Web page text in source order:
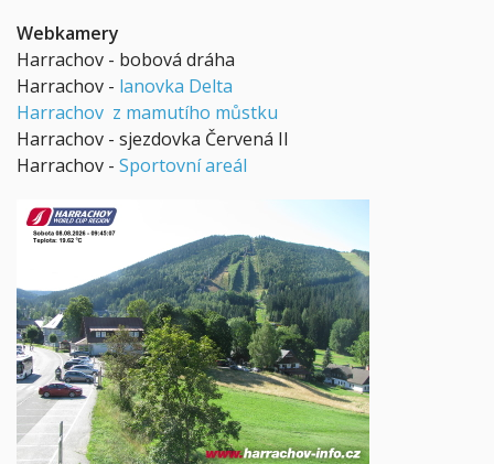
Webkamery
Harrachov - bobová dráha
Harrachov - lanovka Delta
Harrachov z mamutího můstku
Harrachov - sjezdovka Červená II
Harrachov - Sportovní areál